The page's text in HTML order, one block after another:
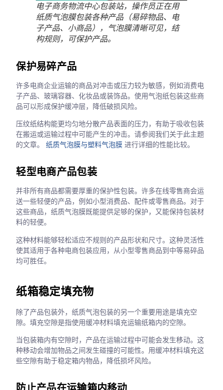
电子商务物流中心包装站，操作员正在用
纸质气泡膜包装各种产品（易碎物品、电
子产品、小商品），气泡膜清晰可见，结
构规则，可保护产品。
保护易碎产品
许多电商企业运输的商品对冲击或压力较为敏感，例如消费电
子产品、玻璃容器、化妆品或装饰品。使用气泡纸包装这些商
品可以形成保护缓冲层，降低破损风险。
压纹纸结构能更均匀地分散产品表面的压力，有助于吸收包装
在搬运或运输过程中可能产生的冲击。请参阅我们关于此主题
的文章。纸质气泡膜与塑料气泡膜 进行详细的性能比较。
轻型电商产品包装
并非所有商品都需要厚重的保护性包装。许多在线零售商会运
送一些轻便的产品，例如小型消费品、配件或零售商品。对于
这些商品，纸质气泡膜既能提供足够的保护，又能保持包装材
料的轻便。
这种材料能够轻松适应不规则的产品形状和尺寸。这种灵活性
使其适用于各种电商包装应用，从小型零售商品到中等易碎品
均可胜任。
纸箱稳定填充物
除了产品包装外，纸质气泡包装的另一个重要用途是填充空
隙。填充空隙是指使用缓冲材料填充运输纸箱内的空隙。
当包装箱内有空隙时，产品在运输过程中可能会发生移动。这
种移动会增加物品之间发生碰撞的可能性。用缓冲材料填充这
些空隙有助于稳定箱内物品，降低损坏风险。